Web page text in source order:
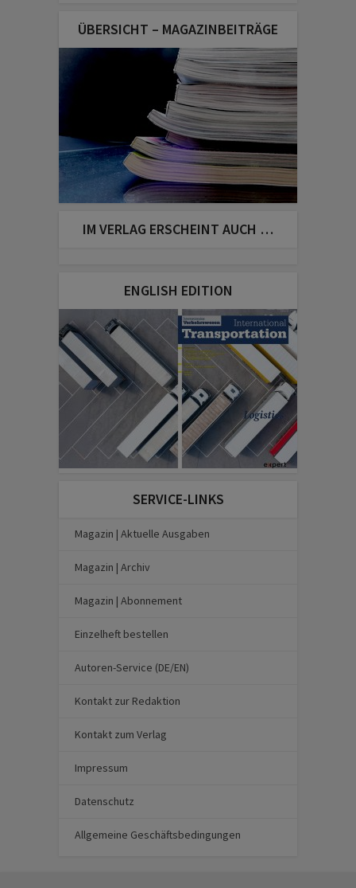
ÜBERSICHT – MAGAZINBEITRÄGE
IM VERLAG ERSCHEINT AUCH …
ENGLISH EDITION
SERVICE-LINKS
Magazin | Aktuelle Ausgaben
Magazin | Archiv
Magazin | Abonnement
Einzelheft bestellen
Autoren-Service (DE/EN)
Kontakt zur Redaktion
Kontakt zum Verlag
Impressum
Datenschutz
Allgemeine Geschäftsbedingungen